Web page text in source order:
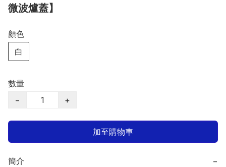
微波爐蓋】
顏色
白
數量
−
+
加至購物車
簡介 −